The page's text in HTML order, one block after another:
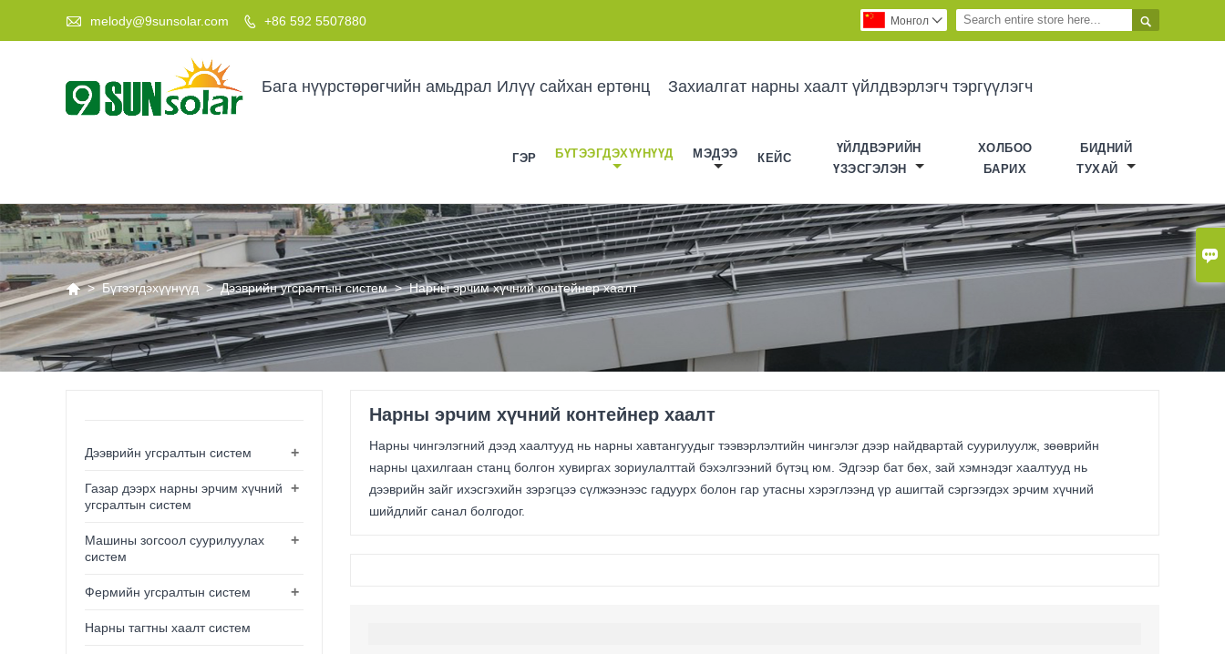

 melody@9sunsolar.com  +86 592 5507880 
Монгол 
Бага нүүрстөрөгчийн амьдрал Илүү сайхан ертөнц Захиалгат нарны хаалт үйлдвэрлэгч тэргүүлэгч
ГЭР БҮТЭЭГДЭХҮҮНҮҮД МЭДЭЭ КЕЙС
ҮЙЛДВЭРИЙН
ҮЗЭСГЭЛЭН
ХОЛБОО
БАРИХ
БИДНИЙ
ТУХАЙ
 > Бүтээгдэхүүнүүд > Дээврийн угсралтын систем > Нарны эрчим хүчний контейнер хаалт
Нарны эрчим хүчний контейнер хаалт
Нарны чингэлэгний дээд хаалтууд нь нарны хавтангуудыг тээвэрлэлтийн чингэлэг дээр найдвартай суурилуулж, зөөврийн
нарны цахилгаан станц болгон хувиргах зориулалттай бэхэлгээний бүтэц юм. Эдгээр бат бөх, зай хэмнэдэг хаалтууд нь
дээврийн зайг ихэсгэхийн зэрэгцээ сүлжээнээс гадуурх болон гар утасны хэрэглээнд үр ашигтай сэргээгдэх эрчим хүчний
шийдлийг санал болгодог.
+
Дээврийн угсралтын систем
+
Газар дээрх нарны эрчим хүчний
угсралтын систем
+
Машины зогсоол суурилуулах
систем
+
Фермийн угсралтын систем
Нарны тагтны хаалт систем